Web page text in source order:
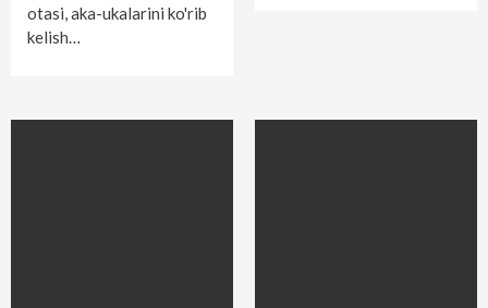
otasi, aka-ukalarini ko'rib
kelish…